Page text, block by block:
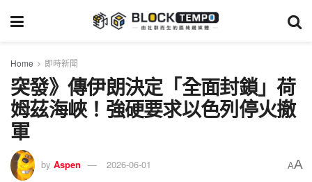
Home 即時新聞
突發》傳伊朗決定「全面封鎖」荷
姆茲海峽！強硬要求以色列停火撤
軍
by Aspen 2026-06-01 AA